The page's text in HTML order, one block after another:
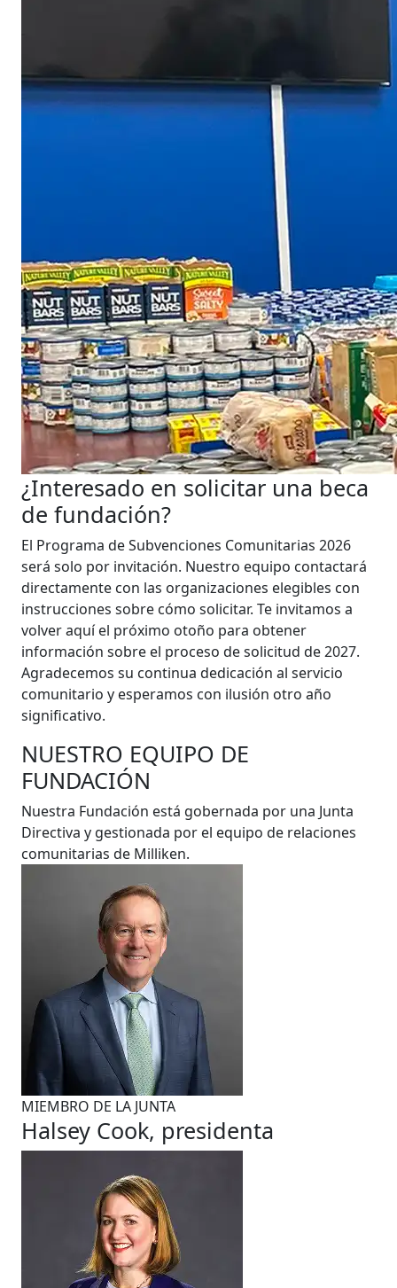
¿Interesado en solicitar una beca
de fundación?
El Programa de Subvenciones Comunitarias 2026
será solo por invitación. Nuestro equipo contactará
directamente con las organizaciones elegibles con
instrucciones sobre cómo solicitar. Te invitamos a
volver aquí el próximo otoño para obtener
información sobre el proceso de solicitud de 2027.
Agradecemos su continua dedicación al servicio
comunitario y esperamos con ilusión otro año
significativo.
NUESTRO EQUIPO DE
FUNDACIÓN
Nuestra Fundación está gobernada por una Junta
Directiva y gestionada por el equipo de relaciones
comunitarias de Milliken.
MIEMBRO DE LA JUNTA
Halsey Cook, presidenta